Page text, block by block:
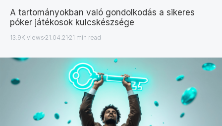
A tartományokban való gondolkodás a sikeres
póker játékosok kulcskészsége
13.9K views 21.04.21 21 min read